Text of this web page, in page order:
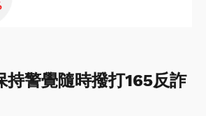
持警覺隨時撥打165反詐